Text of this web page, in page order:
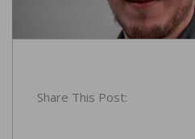
Share This Post: